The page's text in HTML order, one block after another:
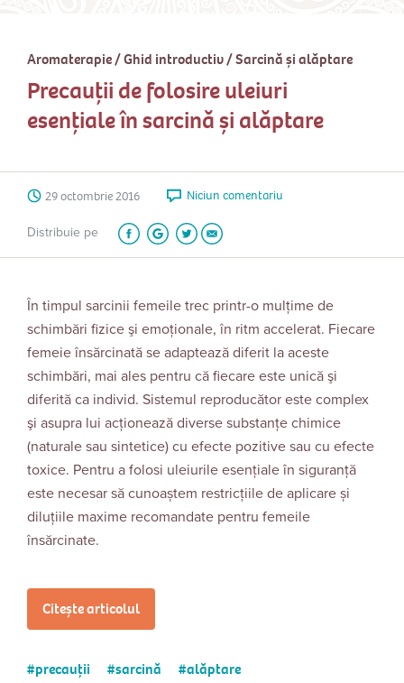
Aromaterapie/Ghid introductiv/Sarcină și alăptare
Precauții de folosire uleiuri
esențiale în sarcină și alăptare
29 octombrie 2016 Niciun comentariu
Distribuie pe
În timpul sarcinii femeile trec printr-o mulţime de
schimbări fizice şi emoţionale, în ritm accelerat. Fiecare
femeie însărcinată se adaptează diferit la aceste
schimbări, mai ales pentru că fiecare este unică şi
diferită ca individ. Sistemul reproducător este complex
şi asupra lui acţionează diverse substanţe chimice
(naturale sau sintetice) cu efecte pozitive sau cu efecte
toxice. Pentru a folosi uleiurile esențiale în siguranță
este necesar să cunoaștem restricțiile de aplicare și
diluțiile maxime recomandate pentru femeile
însărcinate.
Citește articolul
precauții sarcină alăptare